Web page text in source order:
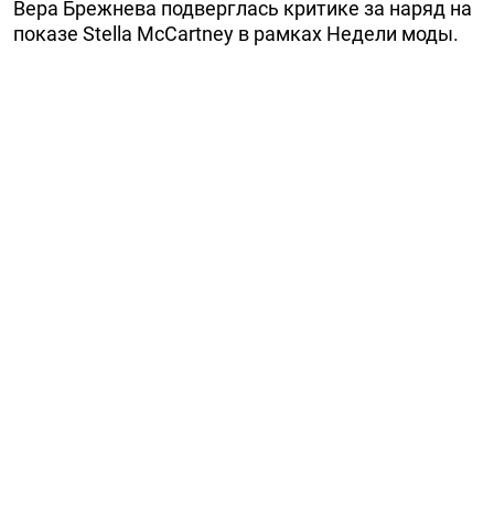
Вера Брежнева подверглась критике за наряд на
показе Stella McCartney в рамках Недели моды.